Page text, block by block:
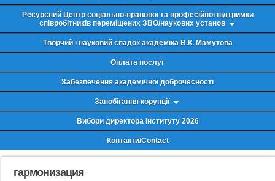
Ресурсний Центр соціально-правової та професійної підтримки
співробітників переміщених ЗВО/наукових установ
Творчий і науковий спадок академіка В.К. Мамутова
Оплата послуг
Забезпечення академічної доброчесності
Запобігання корупції
Вибори директора Інституту 2026
Контакти/Contact
гармонизация